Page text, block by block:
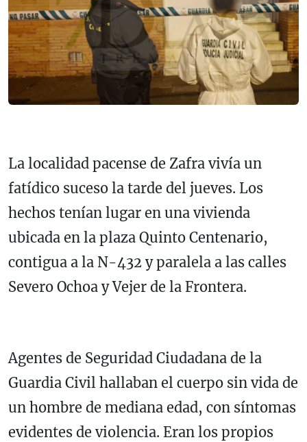
La localidad pacense de Zafra vivía un
fatídico suceso la tarde del jueves. Los
hechos tenían lugar en una vivienda
ubicada en la plaza Quinto Centenario,
contigua a la N-432 y paralela a las calles
Severo Ochoa y Vejer de la Frontera.
Agentes de Seguridad Ciudadana de la
Guardia Civil hallaban el cuerpo sin vida de
un hombre de mediana edad, con síntomas
evidentes de violencia. Eran los propios